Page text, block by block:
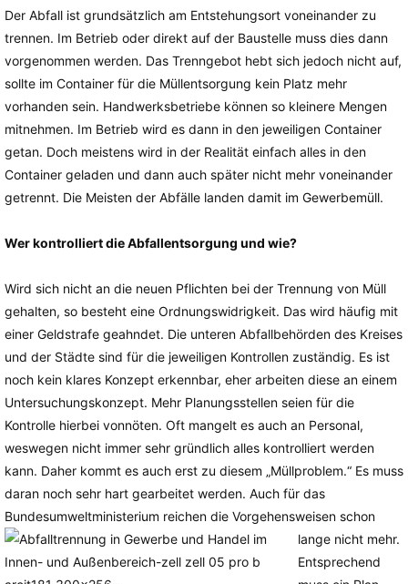
Der Abfall ist grundsätzlich am Entstehungsort voneinander zu
trennen. Im Betrieb oder direkt auf der Baustelle muss dies dann
vorgenommen werden. Das Trenngebot hebt sich jedoch nicht auf,
sollte im Container für die Müllentsorgung kein Platz mehr
vorhanden sein. Handwerksbetriebe können so kleinere Mengen
mitnehmen. Im Betrieb wird es dann in den jeweiligen Container
getan. Doch meistens wird in der Realität einfach alles in den
Container geladen und dann auch später nicht mehr voneinander
getrennt. Die Meisten der Abfälle landen damit im Gewerbemüll.
Wer kontrolliert die Abfallentsorgung und wie?
Wird sich nicht an die neuen Pflichten bei der Trennung von Müll
gehalten, so besteht eine Ordnungswidrigkeit. Das wird häufig mit
einer Geldstrafe geahndet. Die unteren Abfallbehörden des Kreises
und der Städte sind für die jeweiligen Kontrollen zuständig. Es ist
noch kein klares Konzept erkennbar, eher arbeiten diese an einem
Untersuchungskonzept. Mehr Planungsstellen seien für die
Kontrolle hierbei vonnöten. Oft mangelt es auch an Personal,
weswegen nicht immer sehr gründlich alles kontrolliert werden
kann. Daher kommt es auch erst zu diesem „Müllproblem.“ Es muss
daran noch sehr hart gearbeitet werden. Auch für das
Bundesumweltministerium reichen die Vorgehensweisen schon
lange nicht mehr.
Entsprechend